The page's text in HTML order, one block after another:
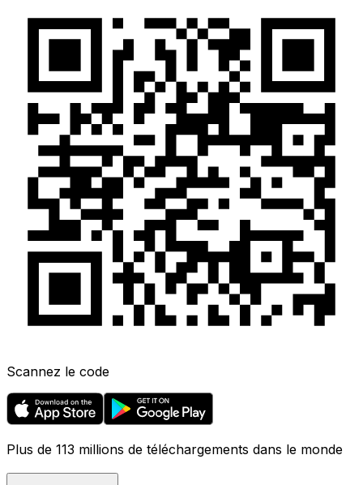
Scannez le code
Plus de 113 millions de téléchargements dans le monde